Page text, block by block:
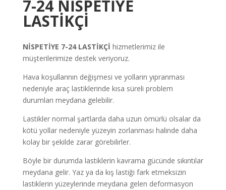
7-24 NİSPETİYE
LASTİKÇİ
NİSPETİYE 7-24 LASTİKÇİ hizmetlerimiz ile
müşterilerimize destek veriyoruz.
Hava koşullarının değişmesi ve yolların yıpranması
nedeniyle araç lastiklerinde kısa süreli problem
durumları meydana gelebilir.
Lastikler normal şartlarda daha uzun ömürlü olsalar da
kötü yollar nedeniyle yüzeyin zorlanması halinde daha
kolay bir şekilde zarar görebilirler.
Böyle bir durumda lastiklerin kavrama gücünde sıkıntılar
meydana gelir. Yaz ya da kış lastiği fark etmeksizin
lastiklerin yüzeylerinde meydana gelen deformasyon